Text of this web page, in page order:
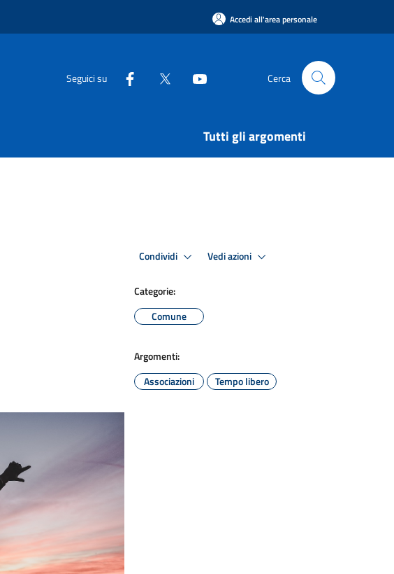
Accedi all'area personale
Seguici su Cerca
Tutti gli argomenti
Condividi Vedi azioni
Categorie:
Comune
Argomenti:
Associazioni
Tempo libero